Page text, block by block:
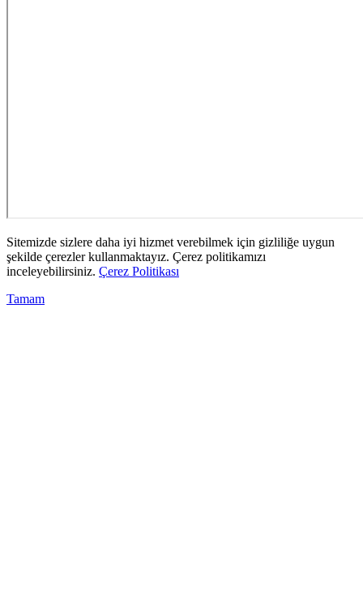
Sitemizde sizlere daha iyi hizmet verebilmek için gizliliğe uygun
şekilde çerezler kullanmaktayız. Çerez politikamızı
inceleyebilirsiniz. Çerez Politikası
Tamam